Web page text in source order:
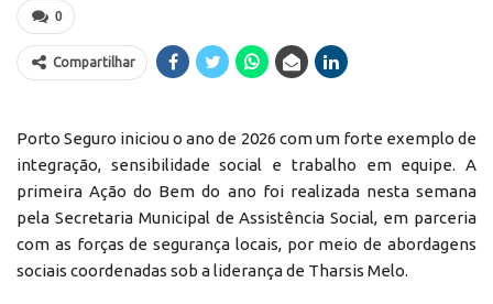
0
Compartilhar
Porto Seguro iniciou o ano de 2026 com um forte exemplo de
integração, sensibilidade social e trabalho em equipe. A
primeira Ação do Bem do ano foi realizada nesta semana
pela Secretaria Municipal de Assistência Social, em parceria
com as forças de segurança locais, por meio de abordagens
sociais coordenadas sob a liderança de Tharsis Melo.